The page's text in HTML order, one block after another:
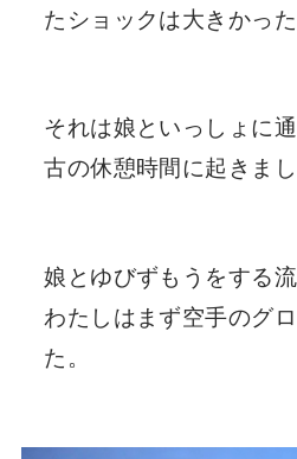
たショックは大きかっ
それは娘といっしょに
古の休憩時間に起きまし
娘とゆびずもうをする
わたしはまず空手のグ
た。